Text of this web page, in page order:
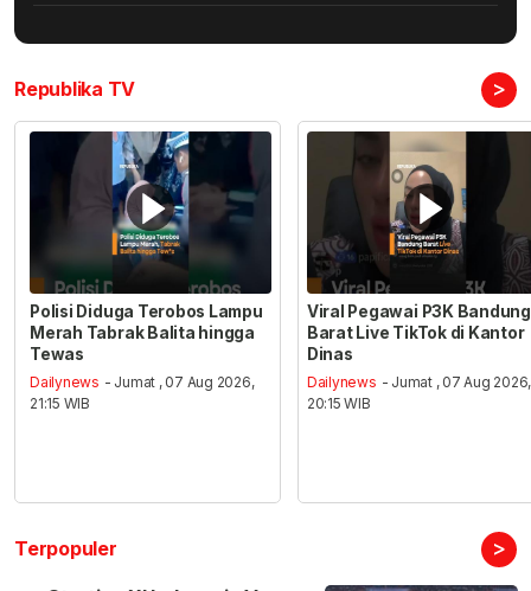
Republika TV >
Polisi Diduga Terobos Lampu
Merah Tabrak Balita hingga
Tewas
Dailynews - Jumat , 07 Aug 2026,
21:15 WIB
Viral Pegawai P3K Bandung
Barat Live TikTok di Kantor
Dinas
Dailynews - Jumat , 07 Aug 2026,
20:15 WIB
Terpopuler >